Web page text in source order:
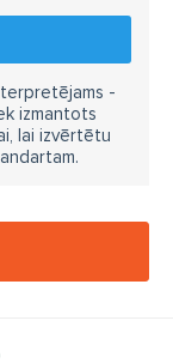
-
izmantots
lai izvērtētu